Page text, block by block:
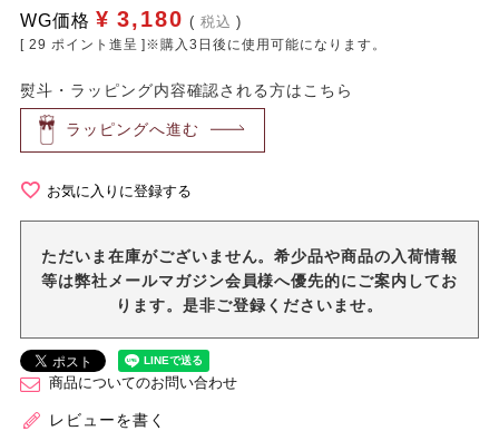
WG価格 ¥ 3,180 税込
[ 29 ポイント進呈 ]※購入3日後に使用可能になります。
熨斗・ラッピング内容確認される方はこちら
ラッピングへ進む
お気に入りに登録する
ただいま在庫がございません。希少品や商品の入荷情報
等は弊社メールマガジン会員様へ優先的にご案内してお
ります。是非ご登録くださいませ。
商品についてのお問い合わせ
レビューを書く